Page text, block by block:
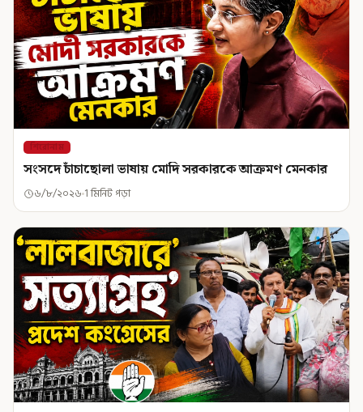
শিরোনাম
সংসদে চাঁচাছোলা ভাষায় মোদি সরকারকে আক্রমণ মেনকার
৬/৮/২০২৬ 1 মিনিট পড়া